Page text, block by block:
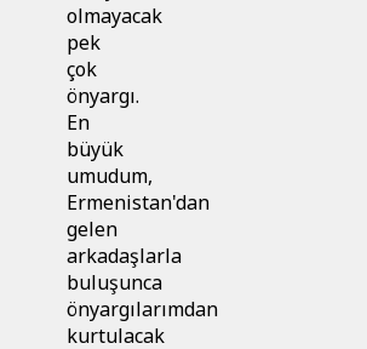
olmayacak
pek
çok
önyargı.
En
büyük
umudum,
Ermenistan'dan
gelen
arkadaşlarla
buluşunca
önyargılarımdan
kurtulacak